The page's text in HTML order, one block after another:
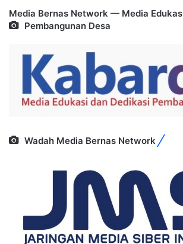
Media Bernas Network — Media
Pembangunan Desa
Wadah Media Bernas Network